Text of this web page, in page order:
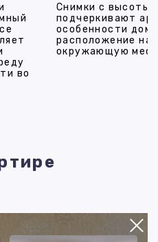
во
Снимки с высоты
подчеркивают
особенности
расположение на
окружающую